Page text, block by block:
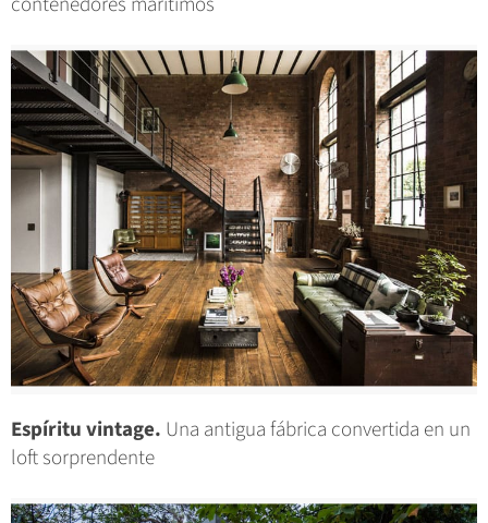
Espíritu vintage. Una antigua fábrica convertida en un
loft sorprendente